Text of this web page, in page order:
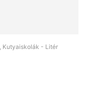
Kutyaiskolák - Litér